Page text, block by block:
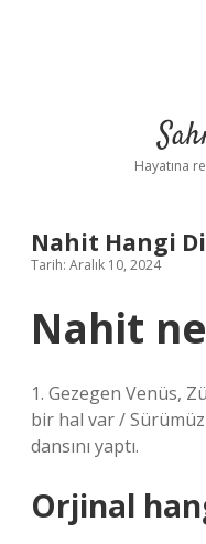
Hayatına
Nahit Hangi
Tarih: Aralık 10, 2024
Nahit
1. Gezegen Venüs,
bir hal var /
dansını yaptı.
Orjinal